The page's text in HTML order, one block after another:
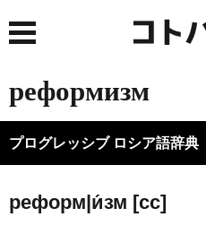
реформизм
プログレッシブ ロシア語辞典
реформ|и́зм [сс]